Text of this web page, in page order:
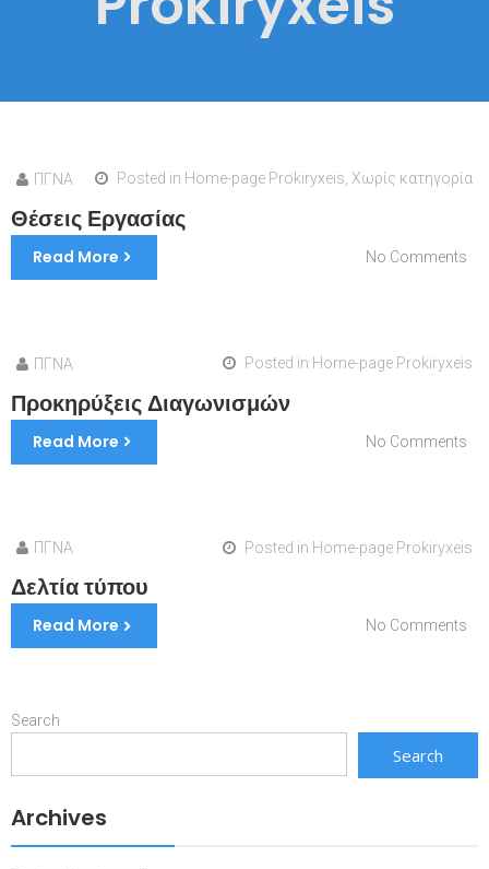
Posted in Home-page Prokiryxeis Χωρίς κατηγορία
ΠΓΝΑ
Θέσεις Εργασίας
Read More No Comments
Posted in Home-page Prokiryxeis
ΠΓΝΑ
Προκηρύξεις Διαγωνισμών
Read More No Comments
Posted in Home-page Prokiryxeis
ΠΓΝΑ
Δελτία τύπου
Read More No Comments
Search
Search
Archives